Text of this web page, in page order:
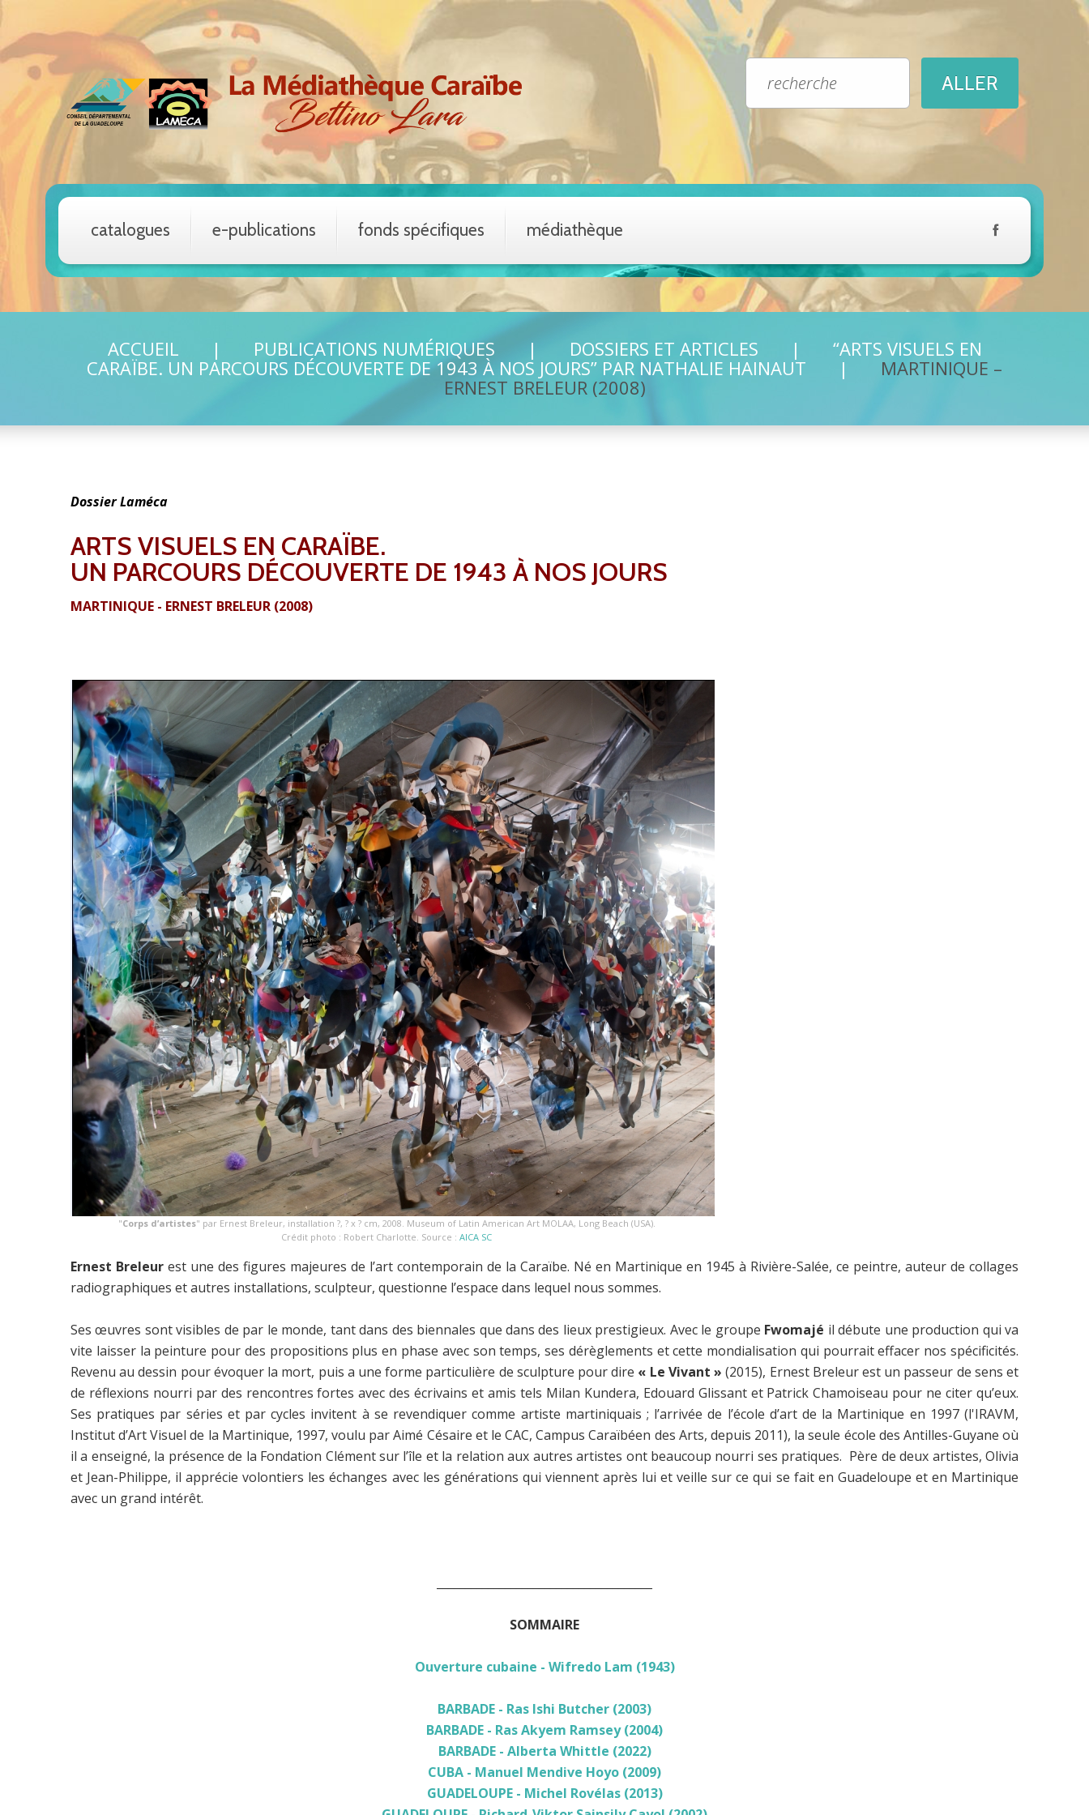
catalogues e-publications fonds spécifiques médiathèque
ACCUEIL PUBLICATIONS NUMÉRIQUES DOSSIERS ET ARTICLES
“ARTS VISUELS EN
CARAÏBE. UN PARCOURS DÉCOUVERTE DE 1943 À NOS JOURS” PAR NATHALIE HAINAUT
MARTINIQUE –
ERNEST BRELEUR (2008)
Dossier Laméca
ARTS VISUELS EN CARAÏBE.
UN PARCOURS DÉCOUVERTE DE 1943 À NOS JOURS
MARTINIQUE - ERNEST BRELEUR (2008)
"Corps d’artistes" par Ernest Breleur, installation ?, ? x ? cm, 2008. Museum of Latin American Art MOLAA, Long Beach (USA).
Crédit photo : Robert Charlotte. Source :AICA SC
Ernest Breleur est une des figures majeures de l’art contemporain de la Caraïbe. Né en Martinique en 1945 à Rivière-Salée, ce peintre, auteur de collages
radiographiques et autres installations, sculpteur, questionne l’espace dans lequel nous sommes.
Ses œuvres sont visibles de par le monde, tant dans des biennales que dans des lieux prestigieux. Avec le groupe Fwomajé il débute une production qui va
vite laisser la peinture pour des propositions plus en phase avec son temps, ses dérèglements et cette mondialisation qui pourrait effacer nos spécificités.
Revenu au dessin pour évoquer la mort, puis a une forme particulière de sculpture pour dire « Le Vivant » (2015), Ernest Breleur est un passeur de sens et
de réflexions nourri par des rencontres fortes avec des écrivains et amis tels Milan Kundera, Edouard Glissant et Patrick Chamoiseau pour ne citer qu’eux.
Ses pratiques par séries et par cycles invitent à se revendiquer comme artiste martiniquais ; l’arrivée de l’école d’art de la Martinique en 1997 (l'IRAVM,
Institut d’Art Visuel de la Martinique, 1997, voulu par Aimé Césaire et le CAC, Campus Caraïbéen des Arts, depuis 2011), la seule école des Antilles-Guyane où
il a enseigné, la présence de la Fondation Clément sur l’île et la relation aux autres artistes ont beaucoup nourri ses pratiques. Père de deux artistes, Olivia
et Jean-Philippe, il apprécie volontiers les échanges avec les générations qui viennent après lui et veille sur ce qui se fait en Guadeloupe et en Martinique
avec un grand intérêt.
SOMMAIRE
Ouverture cubaine - Wifredo Lam (1943)
BARBADE - Ras Ishi Butcher (2003)
BARBADE - Ras Akyem Ramsey (2004)
BARBADE - Alberta Whittle (2022)
CUBA - Manuel Mendive Hoyo (2009)
GUADELOUPE - Michel Rovélas (2013)